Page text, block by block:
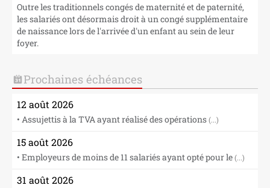
Outre les traditionnels congés de maternité et de paternité,
les salariés ont désormais droit à un congé supplémentaire
de naissance lors de l'arrivée d'un enfant au sein de leur
foyer.
Prochaines échéances
12 août 2026
• Assujettis à la TVA ayant réalisé des opérations (...)
15 août 2026
• Employeurs de moins de 11 salariés ayant opté pour le (...)
31 août 2026